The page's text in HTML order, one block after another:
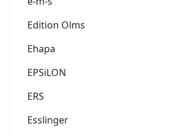
Edition Olms
Ehapa
EPSiLON
ERS
Esslinger